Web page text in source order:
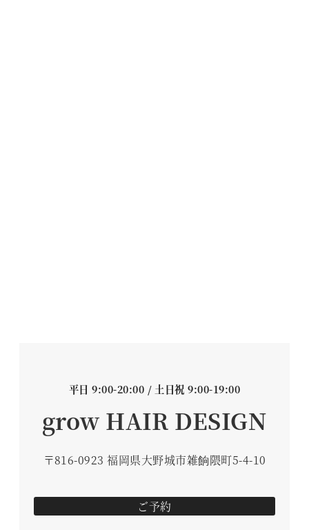
平日 9:00-20:00 / 土日祝 9:00-19:00
grow HAIR DESIGN
〒816-0923 福岡県大野城市雑餉隈町5-4-10
ご予約